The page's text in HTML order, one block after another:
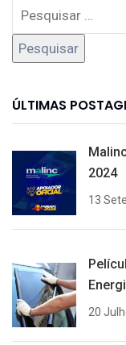
ÚLTIMAS
2024
13
20